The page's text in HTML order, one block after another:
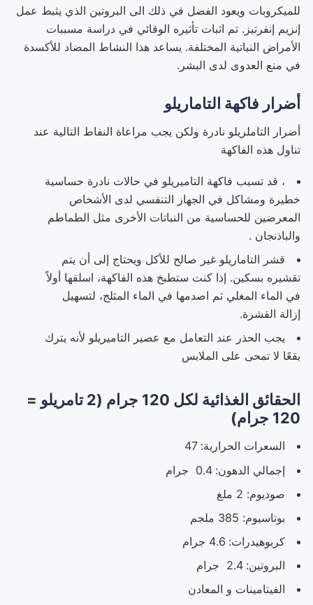
للميكروبات ويعود الفضل في ذلك الى البروتين الذي يثبط عمل
إنزيم إنفرتيز. تم اثبات تأثيره الوقائي في دراسة مسببات
الأمراض النباتية المختلفة. يساعد هذا النشاط المضاد للأكسدة
في منع العدوى لدى البشر.
أضرار فاكهة التاماريلو
أضرار التاملريلو نادرة ولكن يجب مراعاة النقاط التالية عند
تناول هذه الفاكهة
، قد تسبب فاكهة التاميريلو في حالات نادرة حساسية
خطيرة ومشاكل في الجهاز التنفسي لدى الأشخاص
المعرضين للحساسية من النباتات الأخرى مثل الطماطم
والباذنجان .
قشر التاماريلو غير صالح للأكل ويحتاج إلى أن يتم
تقشيره بسكين. إذا كنت ستطبخ هذه الفاكهة، اسلقها أولاً
في الماء المغلي ثم اصدمها في الماء المثلج، لتسهيل
إزالة القشرة.
يجب الحذر عند التعامل مع عصير التاميريلو لأنه يترك
بقعًا لا تمحى على الملابس
الحقائق الغذائية لكل 120 جرام (2 تامريلو =
120 جرام)
السعرات الحرارية: 47
إجمالي الدهون: 0.4 جرام
صوديوم: 2 ملغ
بوتاسيوم: 385 ملجم
كربوهيدرات: 4.6 جرام
البروتين: 2.4 جرام
الفيتامينات و المعادن